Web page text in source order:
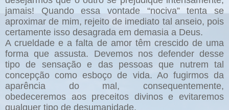
jamais! Quando essa vontade “nociva” tenta se
aproximar de mim, rejeito de imediato tal anseio, pois
certamente isso desagrada em demasia a Deus.
A crueldade e a falta de amor têm crescido de uma
forma que assusta. Devemos nos defender desse
tipo de sensação e das pessoas que nutrem tal
concepção como esboço de vida. Ao fugirmos da
aparência do mal, consequentemente,
obedeceremos aos preceitos divinos e evitaremos
qualquer tipo de desumanidade.